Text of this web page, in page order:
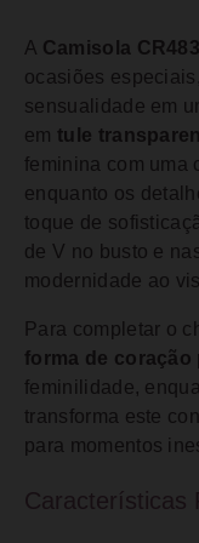
A Camisola
ocasiões
sensualidade em
em tule
feminina com uma
enquanto os
toque de
de V no busto e
modernidade ao
Para completar o
forma de coração
feminilidade,
transforma este
para momentos
Características